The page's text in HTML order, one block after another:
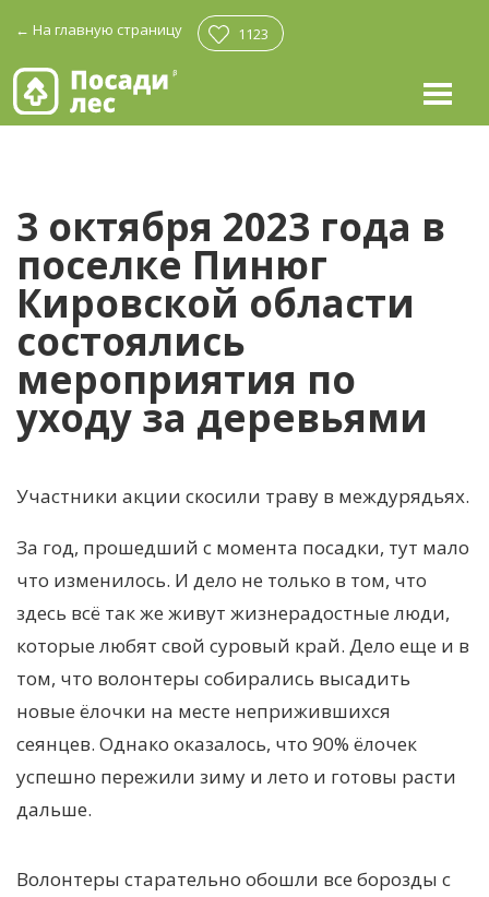
← На главную страницу 1123
3 октября 2023 года в
поселке Пинюг
Кировской области
состоялись
мероприятия по
уходу за деревьями
Участники акции скосили траву в междурядьях.
За год, прошедший с момента посадки, тут мало
что изменилось. И дело не только в том, что
здесь всё так же живут жизнерадостные люди,
которые любят свой суровый край. Дело еще и в
том, что волонтеры собирались высадить
новые ёлочки на месте неприжившихся
сеянцев. Однако оказалось, что 90% ёлочек
успешно пережили зиму и лето и готовы расти
дальше.
Волонтеры старательно обошли все борозды с